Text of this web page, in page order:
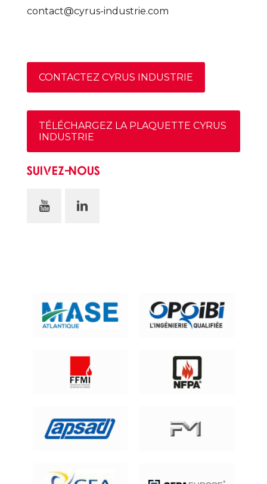
contact@cyrus-industrie.com
CONTACTEZ CYRUS INDUSTRIE
TÉLÉCHARGEZ LA PLAQUETTE CYRUS
INDUSTRIE
SUIVEZ-NOUS